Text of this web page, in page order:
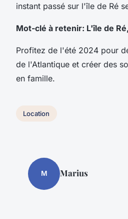
instant passé sur l'île de Ré
Mot-clé à retenir: L'île de
Profitez de l'été 2024 pour
de l'Atlantique et créer des
en famille.
Location
M Marius